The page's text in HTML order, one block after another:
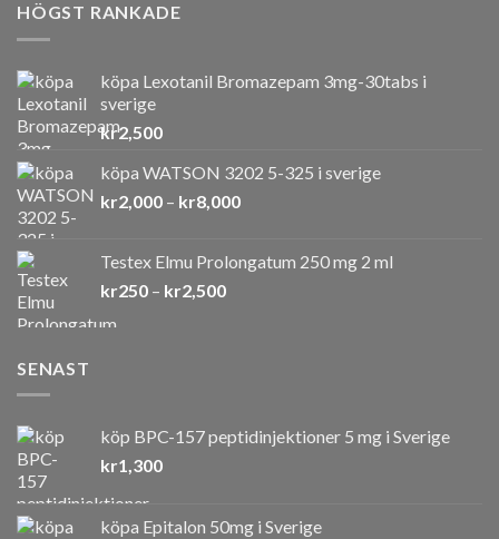
HÖGST RANKADE
köpa Lexotanil Bromazepam 3mg-30tabs i
sverige
kr2,500
köpa WATSON 3202 5-325 i sverige
kr2,000 – kr8,000Prisintervall:
kr8,000
Testex Elmu Prolongatum 250 mg 2 ml
kr250 – kr2,500Prisintervall:
SENAST
köp BPC-157 peptidinjektioner 5 mg i Sverige
kr1,300
köpa Epitalon 50mg i Sverige